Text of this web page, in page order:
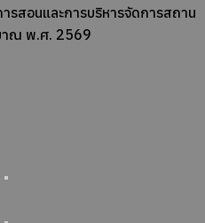
รสอนและการบริหารจัดการสถาน
าณ พ.ศ. 2569